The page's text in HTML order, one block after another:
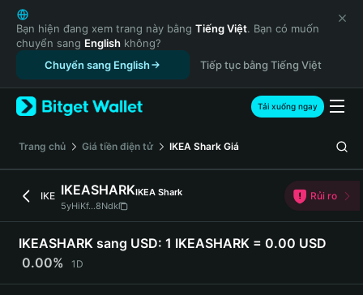
English
日本語
Tiếng Việt
Русский
Español (Latinoamérica)
Türkçe
Français
Deutsch
繁體中文
Português (Portugal)
Bahasa Indonesia
ภาษาไทย
हिन्दी
Bạn hiện đang xem trang này bằng Tiếng Việt. Bạn có muốn
chuyển sang English không?
Chuyển sang English
Tiếp tục bằng Tiếng Việt
Tải xuống ngay
‌Trang chủ Giá tiền điện tử IKEA Shark Giá
IKE IKEASHARKIKEA Shark
5yHiKf...8Ndk
Rủi ro
IKEASHARK sang USD: 1 IKEASHARK = 0.00 USD
0.00%
1D